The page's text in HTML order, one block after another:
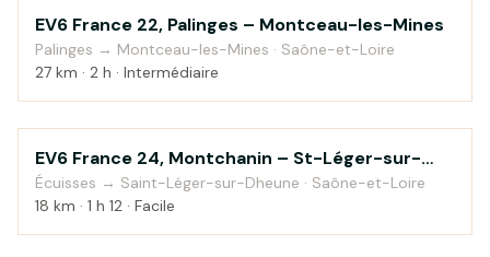
Campagne
EV6 France 22, Palinges – Montceau-les-Mines
Palinges → Montceau-les-Mines · Saône-et-Loire
27 km · 2 h · Intermédiaire
Au fil de l'eau
EV6 France 24, Montchanin – St-Léger-sur-
Dheune
Écuisses → Saint-Léger-sur-Dheune · Saône-et-Loire
18 km · 1 h 12 · Facile